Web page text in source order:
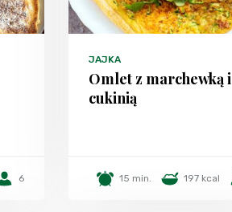
6
JAJKA
Omlet z marchewką i
cukinią
15 min. 197 kcal